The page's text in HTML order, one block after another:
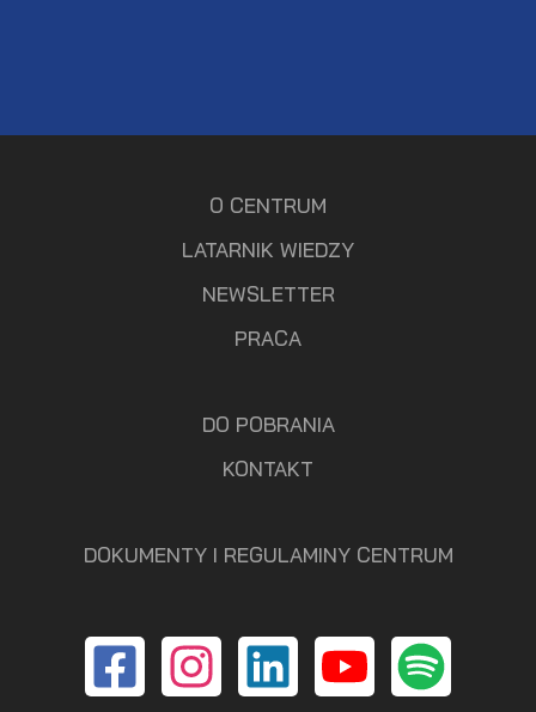
O CENTRUM
LATARNIK WIEDZY
NEWSLETTER
PRACA
DO POBRANIA
KONTAKT
DOKUMENTY I REGULAMINY CENTRUM